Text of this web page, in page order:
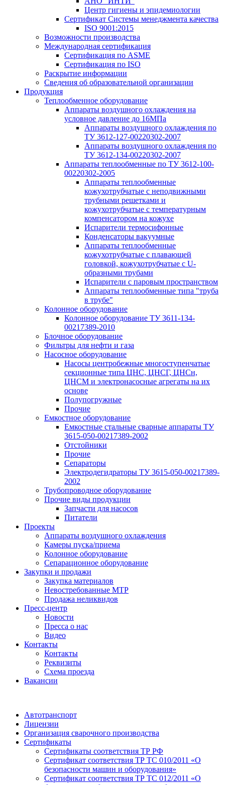
Центр гигиены и эпидемиологии
Сертификат Системы менеджмента качества
ISO 9001:2015
Возможности производства
Международная сертификация
Сертификация по ASME
Сертификация по ISO
Раскрытие информации
Сведения об образовательной организации
Продукция
Теплообменное оборудование
Аппараты воздушного охлаждения на
условное давление до 16МПа
Аппараты воздушного охлаждения по
ТУ 3612-127-00220302-2007
Аппараты воздушного охлаждения по
ТУ 3612-134-00220302-2007
Аппараты теплообменные по ТУ 3612-100-
00220302-2005
Аппараты теплообменные
кожухотрубчатые с неподвижными
трубными решетками и
кожухотрубчатые с температурным
компенсатором на кожухе
Испарители термосифонные
Конденсаторы вакуумные
Аппараты теплообменные
кожухотрубчатые с плавающей
головкой, кожухотрубчатые с U-
образными трубами
Испарители с паровым пространством
Аппараты теплообменные типа "труба
в трубе"
Колонное оборудование
Колонное оборудование ТУ 3611-134-
00217389-2010
Блочное оборудование
Фильтры для нефти и газа
Насосное оборудование
Насосы центробежные многоступенчатые
секционные типа ЦНС, ЦНСГ, ЦНСн,
ЦНСМ и электронасосные агрегаты на их
основе
Полупогружные
Прочие
Емкостное оборудование
Емкостные стальные сварные аппараты ТУ
3615-050-00217389-2002
Отстойники
Прочие
Сепараторы
Электродегидраторы ТУ 3615-050-00217389-
2002
Трубопроводное оборудование
Прочие виды продукции
Запчасти для насосов
Питатели
Проекты
Аппараты воздушного охлаждения
Камеры пуска/приема
Колонное оборудование
Сепарационное оборудование
Закупки и продажи
Закупка материалов
Невостребованные МТР
Продажа неликвидов
Пресс-центр
Новости
Пресса о нас
Видео
Контакты
Контакты
Реквизиты
Схема проезда
Вакансии
Автотранспорт
Лицензии
Организация сварочного производства
Cертификаты
Сертификаты соответствия ТР РФ
Сертификат соответствия ТР ТС 010/2011 «О
безопасности машин и оборудования»
Сертификат соответствия ТР ТС 012/2011 «О